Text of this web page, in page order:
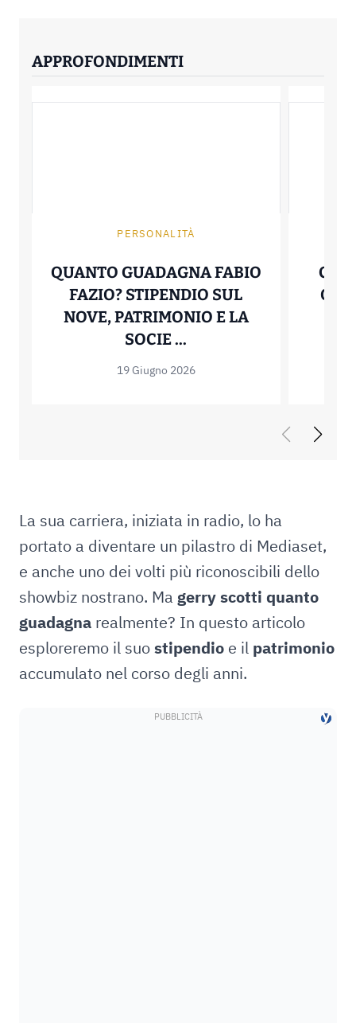
APPROFONDIMENTI
PERSONALITÀ
QUANTO GUADAGNA FABIO
FAZIO? STIPENDIO SUL
NOVE, PATRIMONIO E LA
SOCIE ...
19 Giugno 2026
La sua carriera, iniziata in radio, lo ha
portato a diventare un pilastro di Mediaset,
e anche uno dei volti più riconoscibili dello
showbiz nostrano. Ma gerry scotti quanto
guadagna realmente? In questo articolo
esploreremo il suostipendio e il patrimonio
accumulato nel corso degli anni.